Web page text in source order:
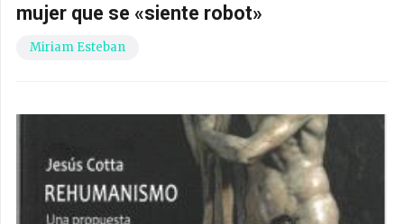
mujer que se «siente robot»
Miriam Esteban